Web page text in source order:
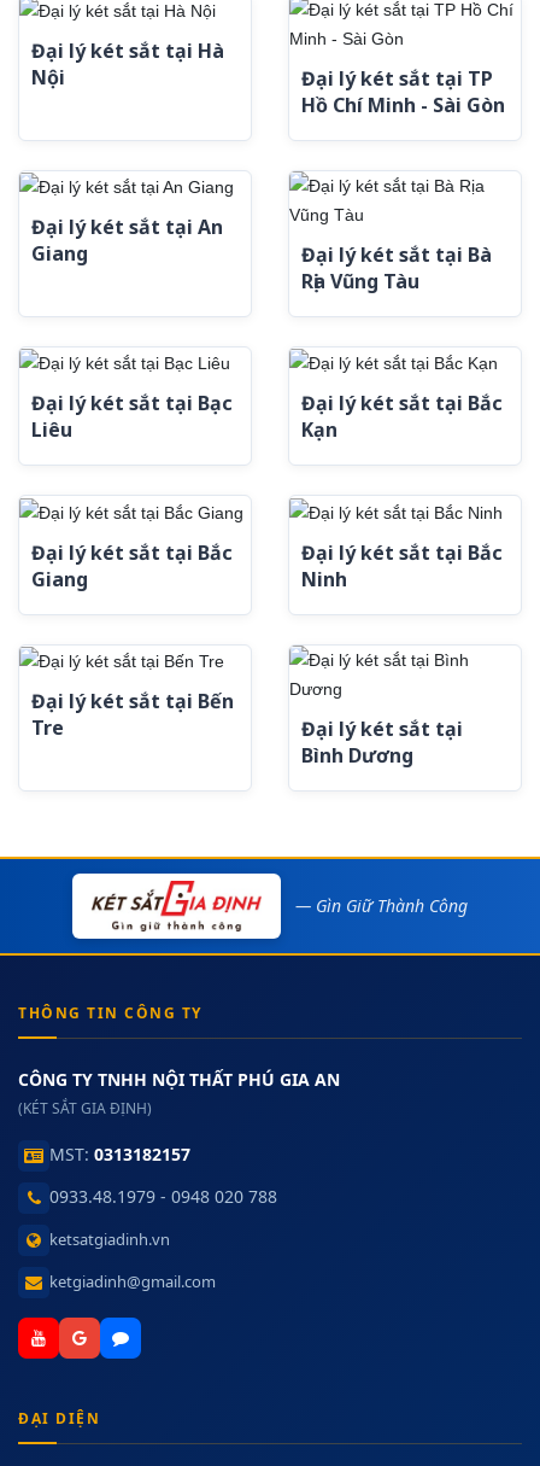
Đại lý két sắt tại Hà
Nội
Đại lý két sắt tại TP
Hồ Chí Minh - Sài Gòn
Đại lý két sắt tại An
Giang
Đại lý két sắt tại Bà
Rịa Vũng Tàu
Đại lý két sắt tại Bạc
Liêu
Đại lý két sắt tại Bắc
Kạn
Đại lý két sắt tại Bắc
Giang
Đại lý két sắt tại Bắc
Ninh
Đại lý két sắt tại Bến
Tre
Đại lý két sắt tại
Bình Dương
— Gìn Giữ Thành Công
THÔNG TIN CÔNG TY
CÔNG TY TNHH NỘI THẤT PHÚ GIA AN
(KÉT SẮT GIA ĐỊNH)
MST: 0313182157
0933.48.1979 - 0948 020 788
ketsatgiadinh.vn
ketgiadinh@gmail.com
ĐẠI DIỆN